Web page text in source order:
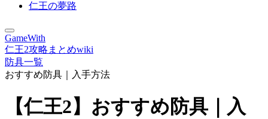
仁王の夢路
GameWith
仁王2攻略まとめwiki
防具一覧
おすすめ防具｜入手方法
【仁王2】おすすめ防具｜入